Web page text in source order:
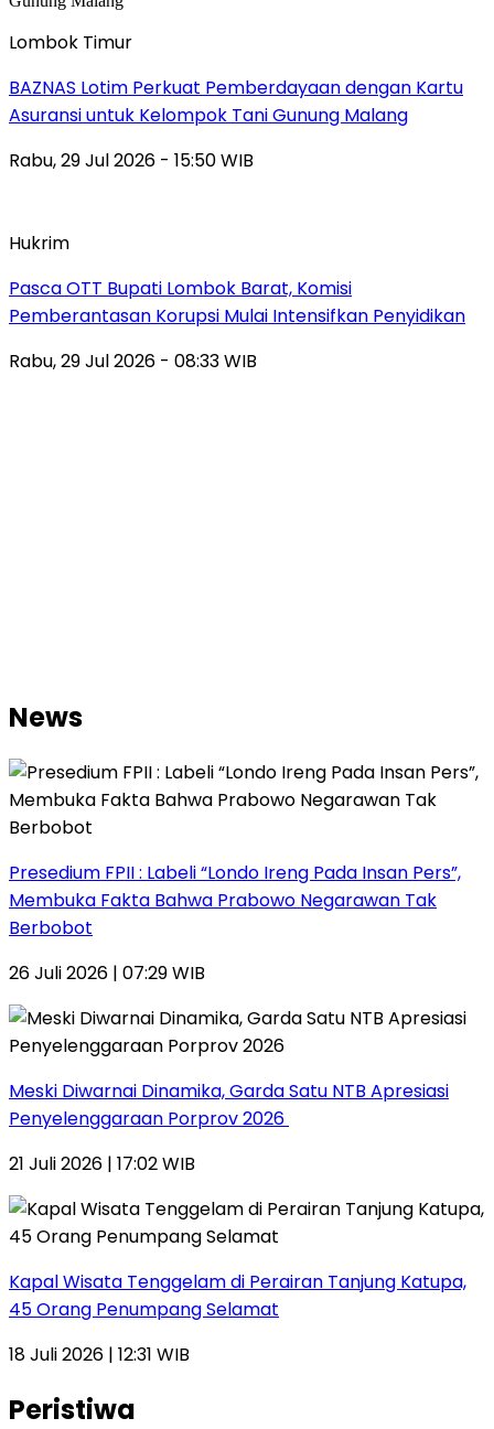
Lombok Timur
BAZNAS Lotim Perkuat Pemberdayaan dengan Kartu
Asuransi untuk Kelompok Tani Gunung Malang
Rabu, 29 Jul 2026 - 15:50 WIB
Hukrim
Pasca OTT Bupati Lombok Barat, Komisi
Pemberantasan Korupsi Mulai Intensifkan Penyidikan
Rabu, 29 Jul 2026 - 08:33 WIB
News
Presedium FPII : Labeli “Londo Ireng Pada Insan Pers”,
Membuka Fakta Bahwa Prabowo Negarawan Tak
Berbobot
26 Juli 2026 | 07:29 WIB
Meski Diwarnai Dinamika, Garda Satu NTB Apresiasi
Penyelenggaraan Porprov 2026 ‎
21 Juli 2026 | 17:02 WIB
Kapal Wisata Tenggelam di Perairan Tanjung Katupa,
45 Orang Penumpang Selamat
18 Juli 2026 | 12:31 WIB
Peristiwa